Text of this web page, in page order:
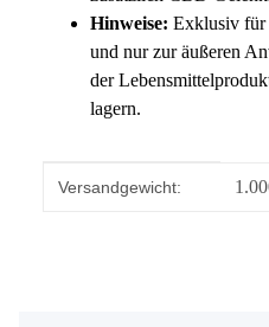
Hinweise: Exklusiv für
und nur zur äußeren
der
lagern.
Produkteigenschaft
Wert
Versandgewicht: